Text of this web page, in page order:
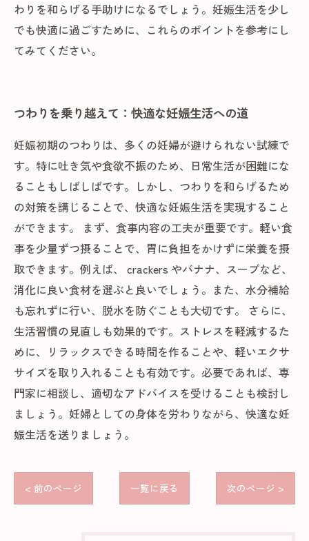
わりを和らげる手助けになるでしょう。妊娠生活を少し
でも快適に過ごすために、これらのポイントを参考にし
てみてください。
つわりを乗り越えて：快適な妊娠生活への道
妊娠初期のつわりは、多くの妊婦が避けられない試練で
す。特に吐き気や食欲不振のため、日常生活が困難にな
ることもしばしばです。しかし、つわりを和らげるため
の対策を講じることで、快適な妊娠生活を実現すること
ができます。 まず、食事内容の工夫が重要です。軽い食
事を少量ずつ摂ることで、胃に負担をかけずに栄養を摂
取できます。例えば、 crackers やバナナ、スープなど、
消化に良い食材を選ぶと良いでしょう。また、水分補給
も忘れずに行い、脱水を防ぐことも大切です。 さらに、
生活習慣の見直しも効果的です。ストレスを軽減するた
めに、リラックスできる時間を作ることや、軽いエクサ
サイズを取り入れることも有効です。必要であれば、専
門家に相談し、適切なアドバイスを受けることも検討し
ましょう。妊婦としての身体を労わりながら、快適な妊
娠生活を送りましょう。
< 前のページ 一覧に戻る 次のページ >